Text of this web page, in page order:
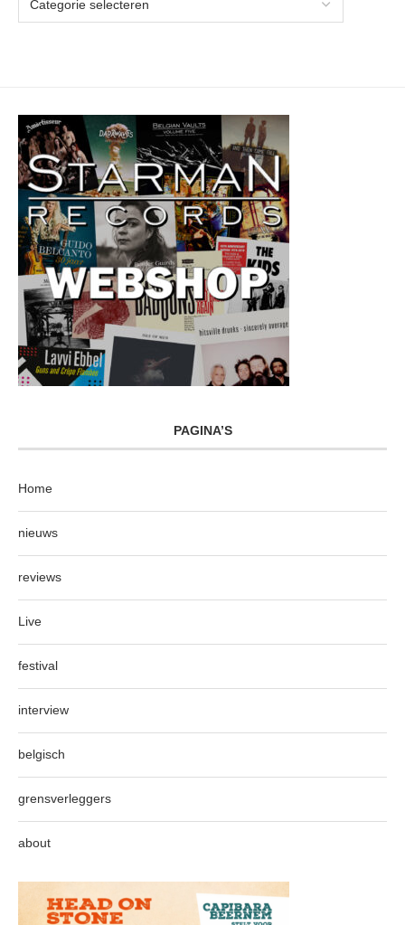
PAGINA’S
Home
nieuws
reviews
Live
festival
interview
belgisch
grensverleggers
about